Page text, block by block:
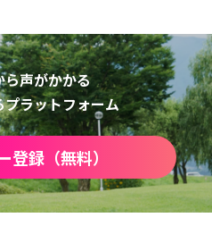
ら声がかかる
ラットフォーム
登録（無料）